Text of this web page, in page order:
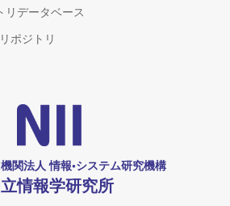
リデータベース
ポジトリ
関法人 情報•システム研究機構
情報学研究所